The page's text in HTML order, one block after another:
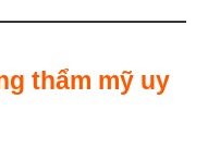
thẩm mỹ uy